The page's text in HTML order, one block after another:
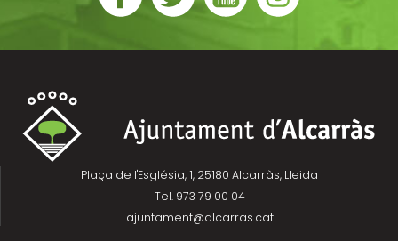
Plaça de l'Església, 1, 25180 Alcarràs, Lleida
Tel. 973 79 00 04
ajuntament@alcarras.cat